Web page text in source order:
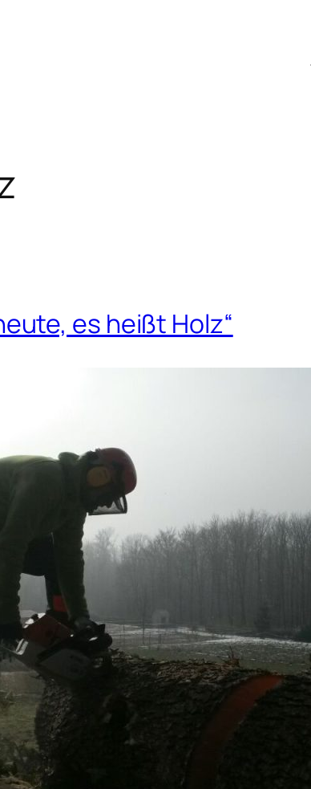
es heißt Holz“